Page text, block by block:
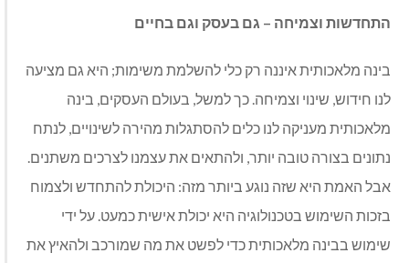
התחדשות וצמיחה – גם בעסק וגם בחיים
בינה מלאכותית איננה רק כלי להשלמת משימות; היא גם מציעה
לנו חידוש, שינוי וצמיחה. כך למשל, בעולם העסקים, בינה
מלאכותית מעניקה לנו כלים להסתגלות מהירה לשינויים, לנתח
נתונים בצורה טובה יותר, ולהתאים את עצמנו לצרכים משתנים.
אבל האמת היא שזה נוגע ביותר מזה: היכולת להתחדש ולצמוח
בזכות השימוש בטכנולוגיה היא יכולת אישית כמעט. על ידי
שימוש בבינה מלאכותית כדי לפשט את מה שמורכב ולהאיץ את